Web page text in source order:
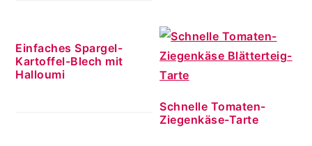
Einfaches Spargel-
Kartoffel-Blech mit
Halloumi
Schnelle Tomaten-
Ziegenkäse-Tarte